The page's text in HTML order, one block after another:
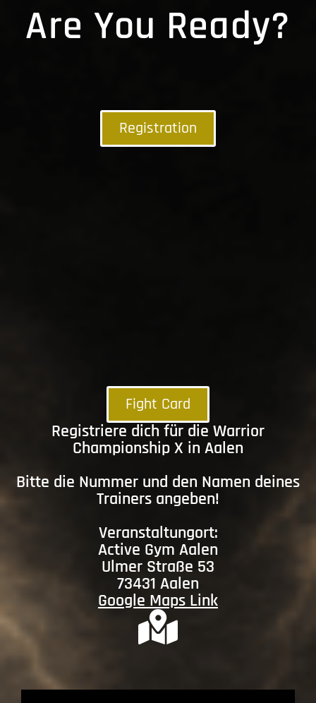
Are You Ready?
Registration
Fight Card
Registriere dich für die Warrior
Championship X in Aalen
Bitte die Nummer und den Namen deines
Trainers angeben!
Veranstaltungort:
Active Gym Aalen
Ulmer Straße 53
73431 Aalen
Google Maps Link